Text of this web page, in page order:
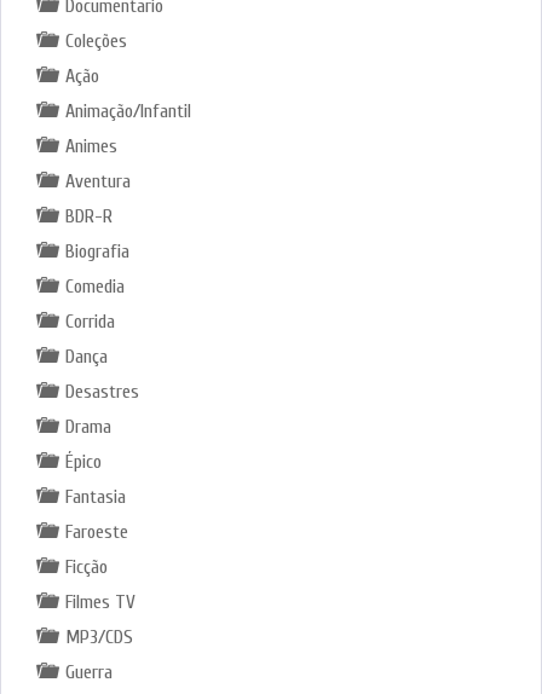
Documentario
Coleções
Ação
Animação/Infantil
Animes
Aventura
BDR-R
Biografia
Comedia
Corrida
Dança
Desastres
Drama
Épico
Fantasia
Faroeste
Ficção
Filmes TV
MP3/CDS
Guerra